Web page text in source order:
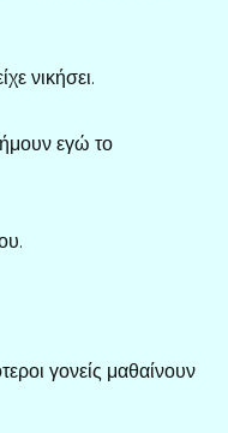
νικήσει.
εγώ το
γονείς μαθαίνουν